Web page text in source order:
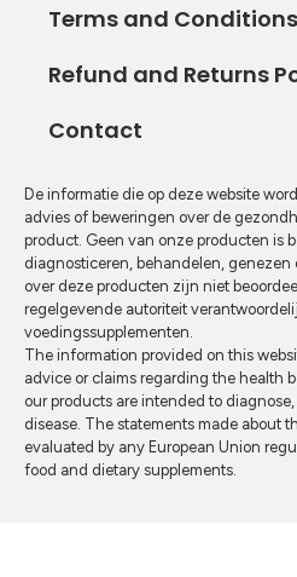
Terms and Conditions
Refund and Returns
Contact
De informatie die op deze website
advies of beweringen over de
product. Geen van onze producten is
diagnosticeren, behandelen, genezen
over deze producten zijn niet
regelgevende autoriteit
voedingssupplementen.
The information provided on this
advice or claims regarding the health
our products are intended to
disease. The statements made about
evaluated by any European Union
food and dietary supplements.